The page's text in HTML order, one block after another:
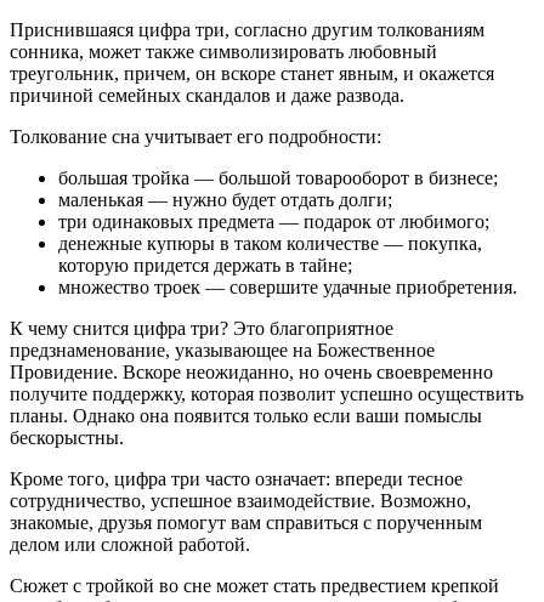
Приснившаяся цифра три, согласно другим толкованиям
сонника, может также символизировать любовный
треугольник, причем, он вскоре станет явным, и окажется
причиной семейных скандалов и даже развода.
Толкование сна учитывает его подробности:
большая тройка — большой товарооборот в бизнесе;
маленькая — нужно будет отдать долги;
три одинаковых предмета — подарок от любимого;
денежные купюры в таком количестве — покупка,
которую придется держать в тайне;
множество троек — совершите удачные приобретения.
К чему снится цифра три? Это благоприятное
предзнаменование, указывающее на Божественное
Провидение. Вскоре неожиданно, но очень своевременно
получите поддержку, которая позволит успешно осуществить
планы. Однако она появится только если ваши помыслы
бескорыстны.
Кроме того, цифра три часто означает: впереди тесное
сотрудничество, успешное взаимодействие. Возможно,
знакомые, друзья помогут вам справиться с порученным
делом или сложной работой.
Сюжет с тройкой во сне может стать предвестием крепкой